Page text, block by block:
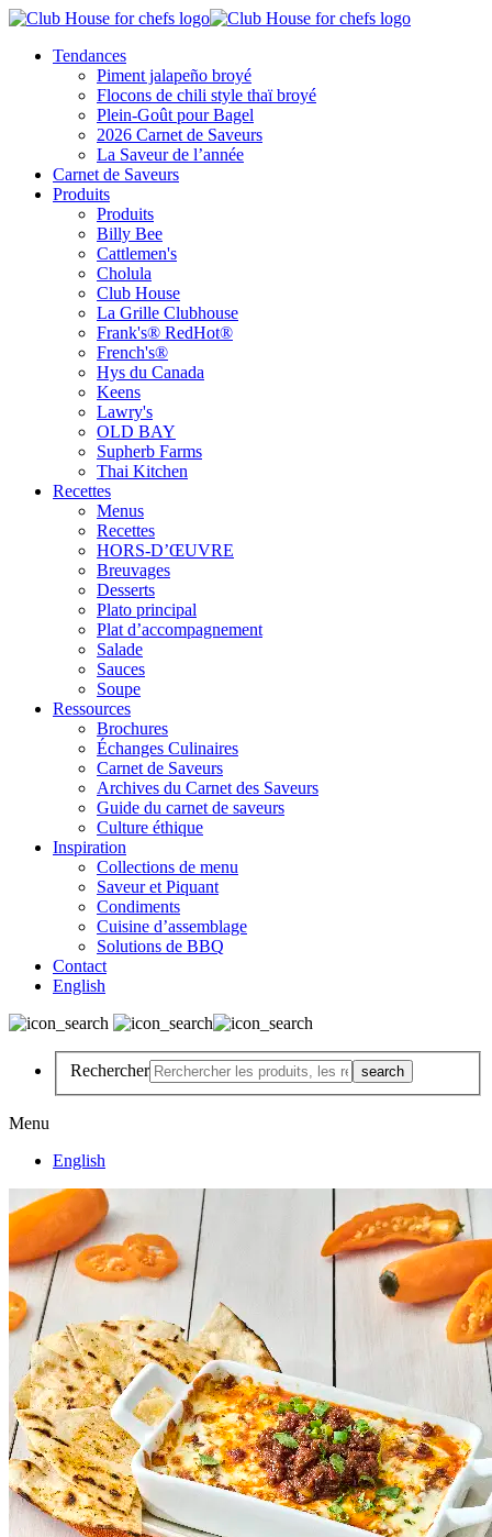
Tendances
Piment jalapeño broyé
Flocons de chili style thaï broyé
Plein-Goût pour Bagel
2026 Carnet de Saveurs
La Saveur de l’année
Carnet de Saveurs
Produits
Produits
Billy Bee
Cattlemen's
Cholula
Club House
La Grille Clubhouse
Frank's® RedHot®
French's®
Hys du Canada
Keens
Lawry's
OLD BAY
Supherb Farms
Thai Kitchen
Recettes
Menus
Recettes
HORS-D’ŒUVRE
Breuvages
Desserts
Plato principal
Plat d’accompagnement
Salade
Sauces
Soupe
Ressources
Brochures
Échanges Culinaires
Carnet de Saveurs
Archives du Carnet des Saveurs
Guide du carnet de saveurs
Culture éthique
Inspiration
Collections de menu
Saveur et Piquant
Condiments
Cuisine d’assemblage
Solutions de BBQ
Contact
English
Rechercher
Menu
English